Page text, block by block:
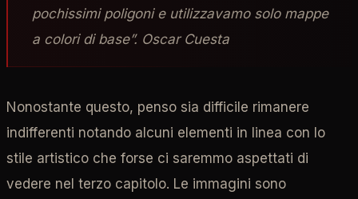
pochissimi poligoni e utilizzavamo solo mappe
a colori di base”. Oscar Cuesta
Nonostante questo, penso sia difficile rimanere
indifferenti notando alcuni elementi in linea con lo
stile artistico che forse ci saremmo aspettati di
vedere nel terzo capitolo. Le immagini sono